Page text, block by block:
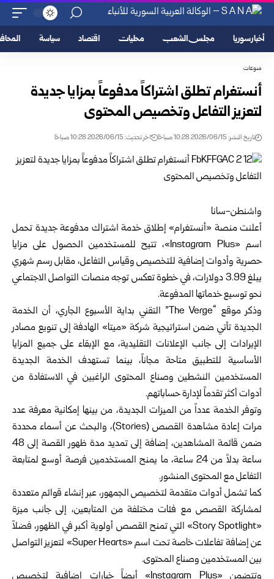
أخبار سوريا مجلس الشعب محليات اقتصاد سياسة
منوعات
أنستغرام تطلق اشتراكاً مدفوعاً بمزايا جديدة
لتعزيز التفاعل وتخصيص المحتوى
تاريخ النشر: 2026/06/15 10:28 صباحًا اخر تحديث: 2026/06/15 10:28 صباحًا
واشنطن-سانا
أعلنت منصة «أنستغرام» إطلاق خدمة اشتراك مدفوعة جديدة تحمل
اسم «Instagram Plus»، تتيح للمستخدمين الحصول على مزايا
حصرية وأدوات إضافية للتخصيص وقياس التفاعل، مقابل رسم شهري
يبلغ 3.99 دولارات، في خطوة تعكس توجه منصات التواصل الاجتماعي
نحو توسيع خدماتها المدفوعة.
وذكر موقع “The Verge” التقني بداية الأسبوع الجاري، أن الخدمة
الجديدة تأتي ضمن استراتيجية شركة «ميتا» الهادفة إلى تنويع مصادر
الإيرادات إلى جانب الإعلانات التقليدية، مع الإبقاء على جميع المزايا
الأساسية للتطبيق متاحة مجاناً، بينما تستهدف الخدمة الجديدة
المستخدمين النشطين وصناع المحتوى الراغبين في الاستفادة من
أدوات أكثر تقدماً لإدارة حساباتهم.
وتوفر الخدمة عدداً من الميزات الجديدة، من بينها إمكانية معرفة عدد
مرات إعادة مشاهدة القصص (Stories)، والبحث عن أسماء محددة
ضمن قائمة المشاهدين، إضافة إلى تمديد مدة ظهور القصة إلى 48
ساعة بدلاً من 24 ساعة، ما يمنح المستخدمين فرصة أوسع لمتابعة
التفاعل مع المحتوى المنشور.
كما تشمل أدوات متقدمة لتخصيص الجمهور، عبر إنشاء قوائم متعددة
لمشاركة القصص مع فئات مختلفة من المتابعين، إلى جانب ميزة
«Story Spotlight» التي تمنح القصص أولوية أكبر في الظهور، فضلاً
عن إضافة تفاعلات خاصة تحت اسم «Super Hearts» لتعزيز التواصل
بين المستخدمين وصناع المحتوى.